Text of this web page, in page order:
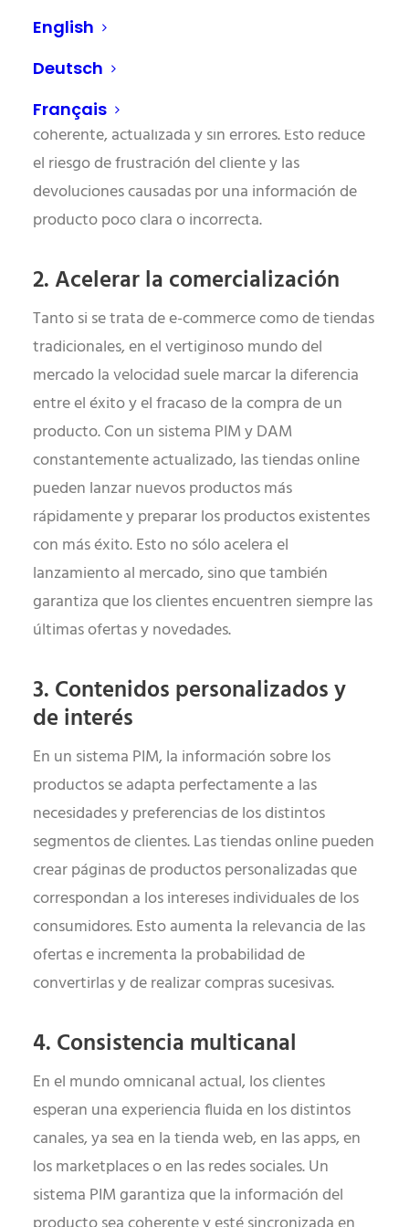
English
Deutsch
Français
de la información que encuentran en un
todos los datos de los productos para que las
tiendas online puedan ofrecer información
coherente, actualizada y sin errores. Esto reduce
el riesgo de frustración del cliente y las
devoluciones causadas por una información de
producto poco clara o incorrecta.
2. Acelerar la comercialización
Tanto si se trata de e-commerce como de tiendas
tradicionales, en el vertiginoso mundo del
mercado la velocidad suele marcar la diferencia
entre el éxito y el fracaso de la compra de un
producto. Con un sistema PIM y DAM
constantemente actualizado, las tiendas online
pueden lanzar nuevos productos más
rápidamente y preparar los productos existentes
con más éxito. Esto no sólo acelera el
lanzamiento al mercado, sino que también
garantiza que los clientes encuentren siempre las
últimas ofertas y novedades.
3. Contenidos personalizados y
de interés
En un sistema PIM, la información sobre los
productos se adapta perfectamente a las
necesidades y preferencias de los distintos
segmentos de clientes. Las tiendas online pueden
crear páginas de productos personalizadas que
correspondan a los intereses individuales de los
consumidores. Esto aumenta la relevancia de las
ofertas e incrementa la probabilidad de
convertirlas y de realizar compras sucesivas.
4. Consistencia multicanal
En el mundo omnicanal actual, los clientes
esperan una experiencia fluida en los distintos
canales, ya sea en la tienda web, en las apps, en
los marketplaces o en las redes sociales. Un
sistema PIM garantiza que la información del